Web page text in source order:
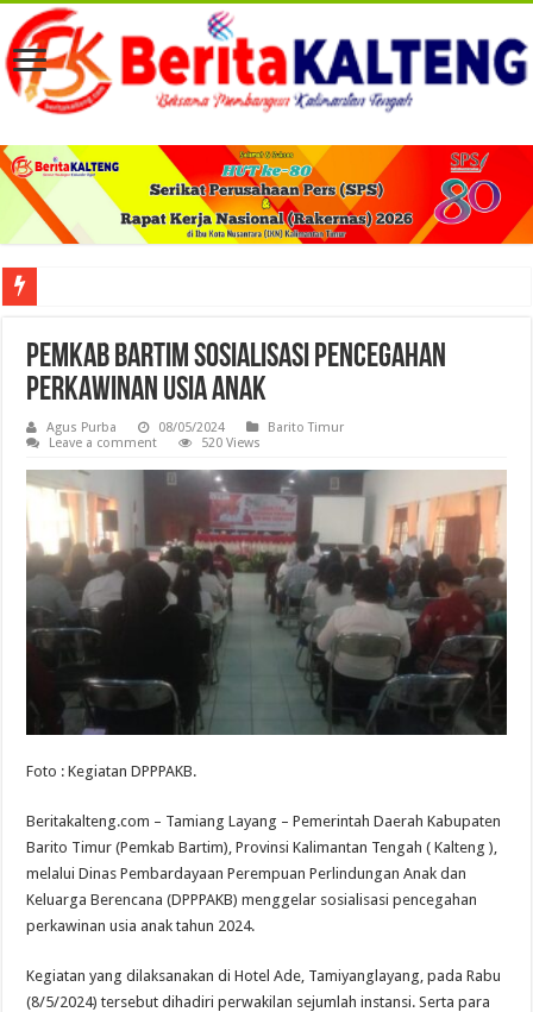
Pemkab Bartim Sosialisasi Pencegahan
Perkawinan Usia Anak
Agus Purba 08/05/2024
Barito Timur
Leave a comment
520 Views
Foto : Kegiatan DPPPAKB.
Beritakalteng.com – Tamiang Layang – Pemerintah Daerah Kabupaten
Barito Timur (Pemkab Bartim), Provinsi Kalimantan Tengah ( Kalteng ),
melalui Dinas Pembardayaan Perempuan Perlindungan Anak dan
Keluarga Berencana (DPPPAKB) menggelar sosialisasi pencegahan
perkawinan usia anak tahun 2024.
Kegiatan yang dilaksanakan di Hotel Ade, Tamiyanglayang, pada Rabu
(8/5/2024) tersebut dihadiri perwakilan sejumlah instansi. Serta para